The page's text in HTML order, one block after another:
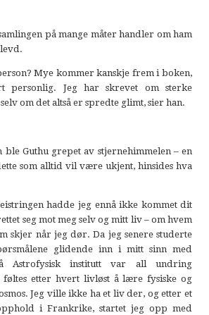
på mange måter handler om ham
Mye kommer kanskje frem i boken,
personlig. Jeg har skrevet om sterke
om det altså er spredte glimt, sier han.
Guthu grepet av stjernehimmelen – en
som alltid vil være ukjent, hinsides hva
hadde jeg ennå ikke kommet dit
seg mot meg selv og mitt liv – om hvem
skjer når jeg dør. Da jeg senere studerte
glidende inn i mitt sinn med
Astrofysisk institutt var all undring
etter hvert livløst å lære fysiske og
Jeg ville ikke ha et liv der, og etter et
i Frankrike, startet jeg opp med